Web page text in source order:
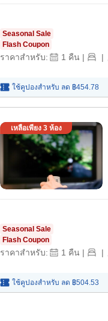
Seasonal Sale
Flash Coupon
ราคาสำหรับ: 1 คืน | |
ใช้คูปองสำหรับ ลด ฿454.78
เหลือเพียง 3ห้อง
Seasonal Sale
Flash Coupon
ราคาสำหรับ: 1 คืน | |
ใช้คูปองสำหรับ ลด ฿504.53